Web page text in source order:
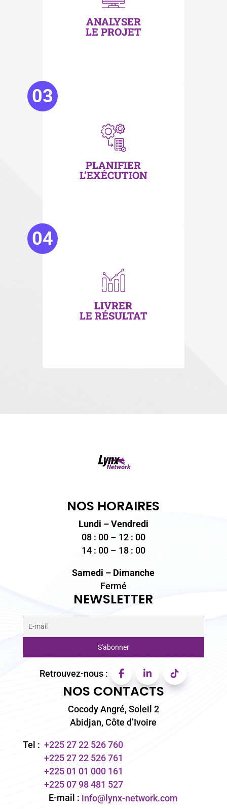
ANALYSER
LE PROJET
03
PLANIFIER
L’EXÉCUTION
04
LIVRER
LE RÉSULTAT
NOS HORAIRES
Lundi – Vendredi
08 : 00 – 12 : 00
14 : 00 – 18 : 00
Samedi – Dimanche
Fermé
NEWSLETTER
Retrouvez-nous :
NOS CONTACTS
Cocody Angré, Soleil 2
Abidjan, Côte d’Ivoire
Tel : +225 27 22 526 760
+225 27 22 526 761
+225 01 01 000 161
+225 07 98 481 527
E-mail : info@lynx-network.com